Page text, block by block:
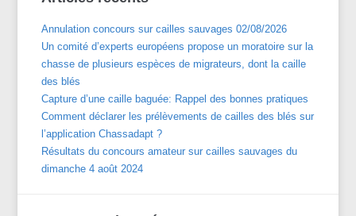
Annulation concours sur cailles sauvages 02/08/2026
Un comité d’experts européens propose un moratoire sur la
chasse de plusieurs espèces de migrateurs, dont la caille
des blés
Capture d’une caille baguée: Rappel des bonnes pratiques
Comment déclarer les prélèvements de cailles des blés sur
l’application Chassadapt ?
Résultats du concours amateur sur cailles sauvages du
dimanche 4 août 2024